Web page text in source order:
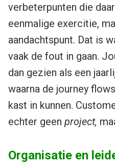
verbeterpunten die
eenmalige exercitie,
aandachtspunt. Dat is
vaak de fout in gaan.
dan gezien als een
waarna de journey
kast in kunnen.
echter geen project,
Organisatie en